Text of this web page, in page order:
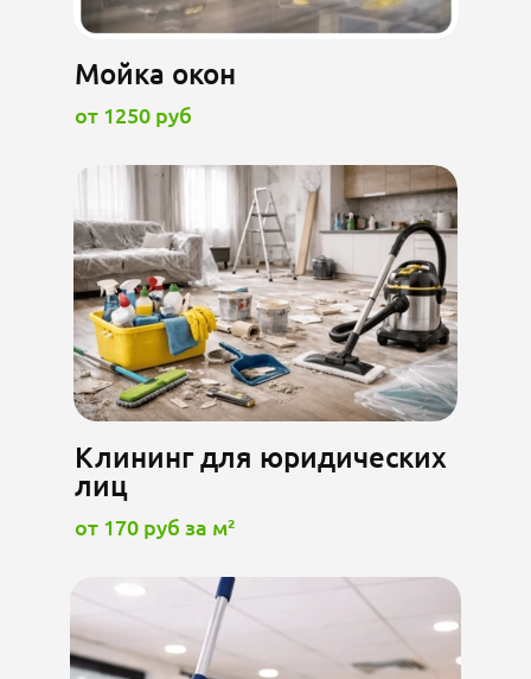
Мойка окон
от 1250 руб
Клининг для юридических
лиц
от 170 руб за м²